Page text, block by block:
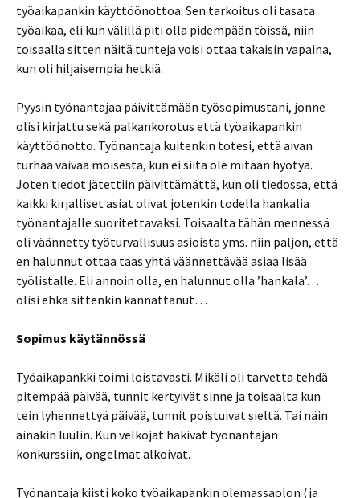
työaikapankin käyttöönottoa. Sen tarkoitus oli tasata
työaikaa, eli kun välillä piti olla pidempään töissä, niin
toisaalla sitten näitä tunteja voisi ottaa takaisin vapaina,
kun oli hiljaisempia hetkiä.
Pyysin työnantajaa päivittämään työsopimustani, jonne
olisi kirjattu sekä palkankorotus että työaikapankin
käyttöönotto. Työnantaja kuitenkin totesi, että aivan
turhaa vaivaa moisesta, kun ei siitä ole mitään hyötyä.
Joten tiedot jätettiin päivittämättä, kun oli tiedossa, että
kaikki kirjalliset asiat olivat jotenkin todella hankalia
työnantajalle suoritettavaksi. Toisaalta tähän mennessä
oli väännetty työturvallisuus asioista yms. niin paljon, että
en halunnut ottaa taas yhtä väännettävää asiaa lisää
työlistalle. Eli annoin olla, en halunnut olla ’hankala’…
olisi ehkä sittenkin kannattanut…
Sopimus käytännössä
Työaikapankki toimi loistavasti. Mikäli oli tarvetta tehdä
pitempää päivää, tunnit kertyivät sinne ja toisaalta kun
tein lyhennettyä päivää, tunnit poistuivat sieltä. Tai näin
ainakin luulin. Kun velkojat hakivat työnantajan
konkurssiin, ongelmat alkoivat.
Työnantaja kiisti koko työaikapankin olemassaolon (ja